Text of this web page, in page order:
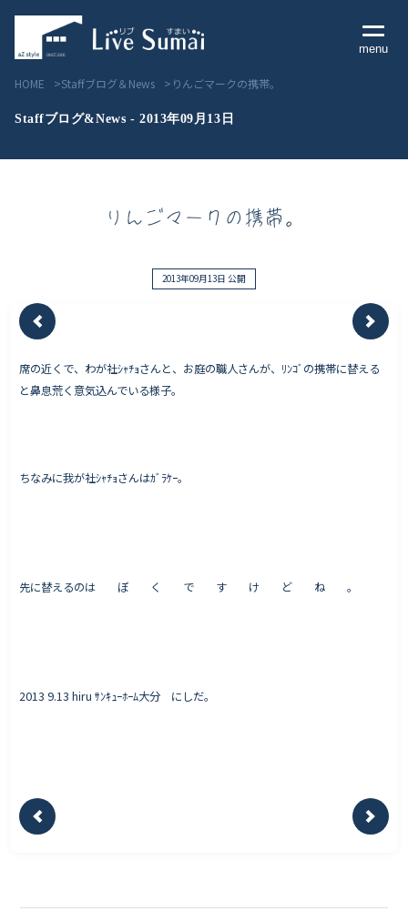
menu
Livesumai 住宅標準性能
Livesumai 保証について
見学会／モデルハウス情報
Works - 施工実績
会社情報
Staff ブログ&News
HOME Staffブログ＆News りんごマークの携帯。
Staffブログ&News - 2013年09月13日
りんごマークの携帯。
2013年09月13日 公開
席の近くで、わが社ｼｬﾁｮさんと、お庭の職人さんが、ﾘﾝｺﾞの携帯に替える
と鼻息荒く意気込んでいる様子。
ちなみに我が社ｼｬﾁｮさんはｶﾞﾗｹｰ。
先に替えるのは ぼ く で す け ど ね 。
2013 9.13 hiru ｻﾝｷｭｰﾎｰﾑ大分 にしだ。